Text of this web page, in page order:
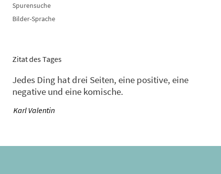
Spurensuche
Bilder-Sprache
Zitat des Tages
Jedes Ding hat drei Seiten, eine positive, eine
negative und eine komische.
—
Karl Valentin